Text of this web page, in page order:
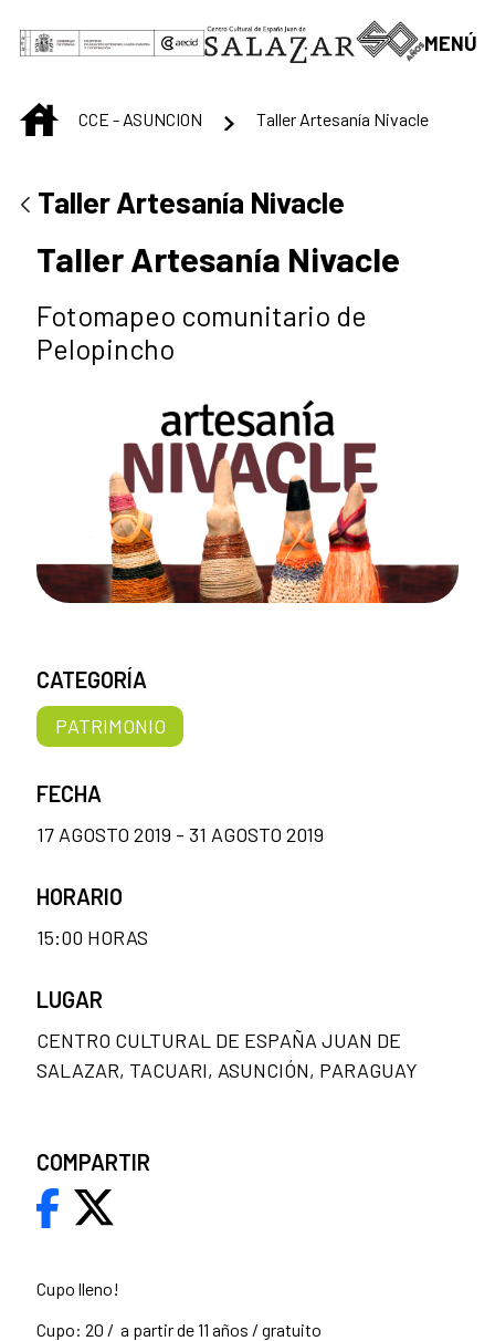
Saltar al contenido principal
MENÚ
INICIOCCE - ASUNCION Taller Artesanía Nivacle
Taller Artesanía Nivacle
Taller Artesanía Nivacle
Fotomapeo comunitario de
Pelopincho
Cupo lleno!
Cupo: 20 / a partir de 11 años / gratuito
CATEGORÍA
PATRIMONIO
FECHA
17 AGOSTO 2019 - 31 AGOSTO 2019
HORARIO
15:00 HORAS
LUGAR
CENTRO CULTURAL DE ESPAÑA JUAN DE
SALAZAR, TACUARI, ASUNCIÓN, PARAGUAY
COMPARTIR